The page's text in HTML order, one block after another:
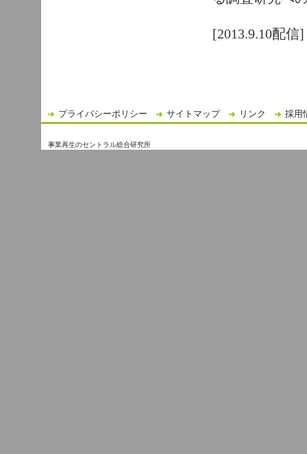
[2013.9.10配信]
プライバシーポリシー サイトマップ リンク 採用
事業再生のセントラル総合研究所